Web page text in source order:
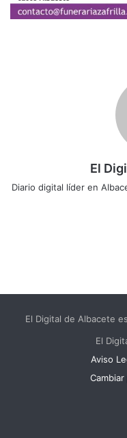
El
Diario digital líder en
El Digital de Albacete
El
Aviso